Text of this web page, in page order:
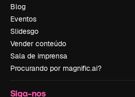
Blog
Eventos
Slidesgo
Vender conteúdo
Sala de imprensa
Procurando por magnific.ai?
Siga-nos